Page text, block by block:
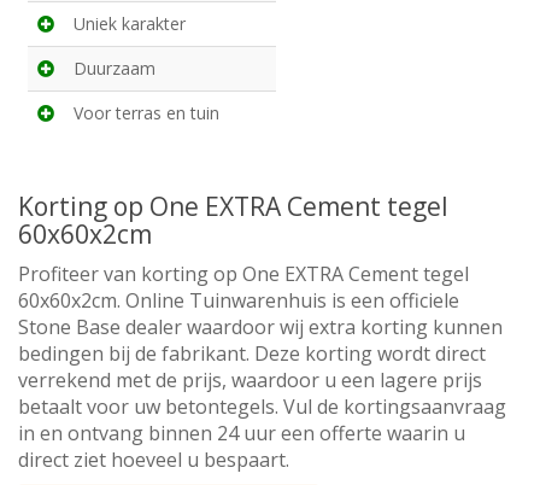
Uniek karakter
Duurzaam
Voor terras en tuin
Korting op One EXTRA Cement tegel
60x60x2cm
Profiteer van korting op One EXTRA Cement tegel
60x60x2cm. Online Tuinwarenhuis is een officiele
Stone Base dealer waardoor wij extra korting kunnen
bedingen bij de fabrikant. Deze korting wordt direct
verrekend met de prijs, waardoor u een lagere prijs
betaalt voor uw betontegels. Vul de kortingsaanvraag
in en ontvang binnen 24 uur een offerte waarin u
direct ziet hoeveel u bespaart.